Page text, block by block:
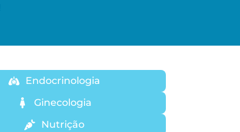
Endocrinologia
Ginecologia
Nutrição